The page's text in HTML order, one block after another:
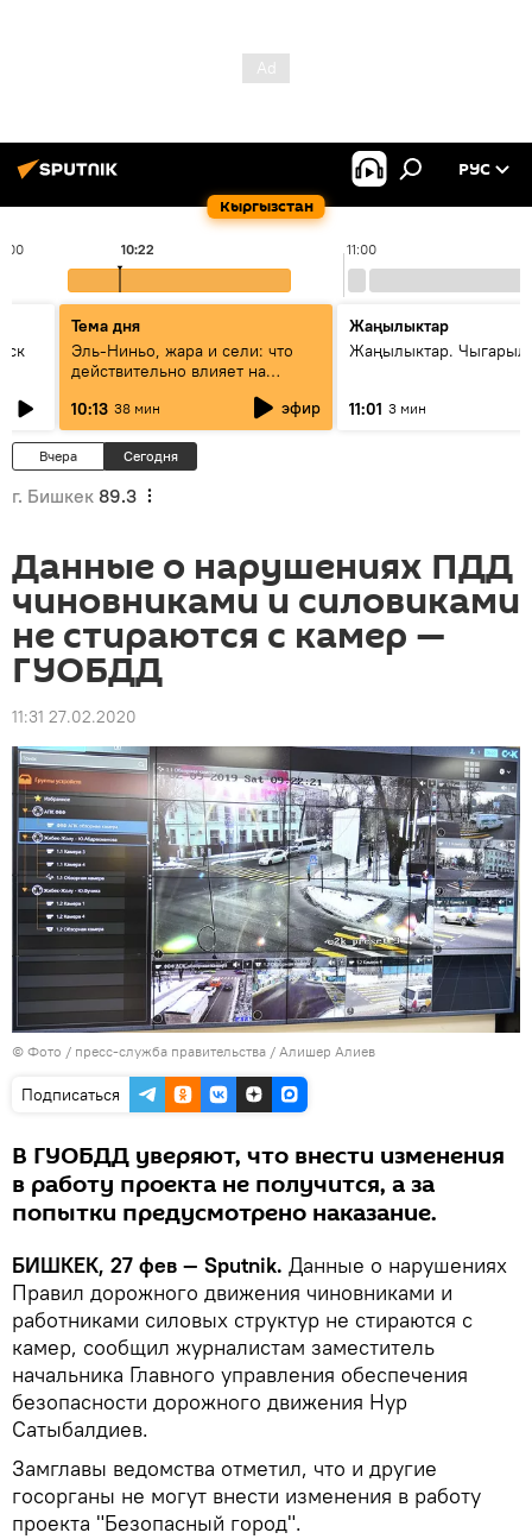
Кыргызстан
РУС
11:00
10:22
Тема дня
Эль-Ниньо, жара и сели: что
действительно влияет на
10:13 38 мин эфир
Жаңылыктар
Жаңылыктар.
11:01 3 мин
Вчера Сегодня
г. Бишкек 89.3
Данные о нарушениях ПДД
чиновниками и силовиками
не стираются с камер —
ГУОБДД
11:31 27.02.2020
© Фото / пресс-служба правительства / Алишер Алиев
Подписаться
В ГУОБДД уверяют, что внести изменения
в работу проекта не получится, а за
попытки предусмотрено наказание.
БИШКЕК, 27 фев — Sputnik. Данные о нарушениях
Правил дорожного движения чиновниками и
работниками силовых структур не стираются с
камер, сообщил журналистам заместитель
начальника Главного управления обеспечения
безопасности дорожного движения Нур
Сатыбалдиев.
Замглавы ведомства отметил, что и другие
госорганы не могут внести изменения в работу
проекта "Безопасный город".